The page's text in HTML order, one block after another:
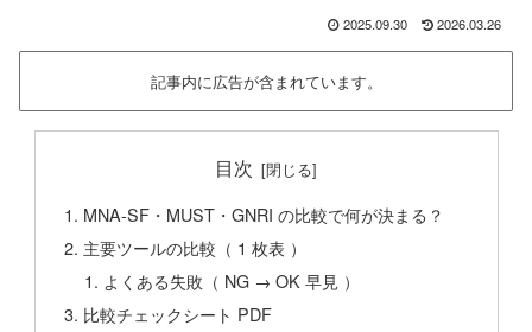
2025.09.30 2026.03.26
記事内に広告が含まれています。
目次
MNA-SF・MUST・GNRI の比較で何が決まる？
主要ツールの比較（ 1 枚表 ）
よくある失敗（ NG → OK 早見 ）
比較チェックシート PDF